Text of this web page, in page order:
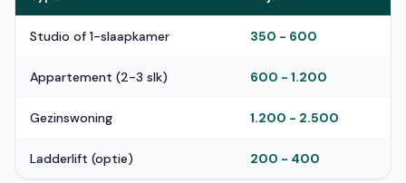
Studio of 1-slaapkamer 350 - 600
Appartement (2-3 slk) 600 - 1.200
Gezinswoning 1.200 - 2.500
Ladderlift (optie) 200 - 400